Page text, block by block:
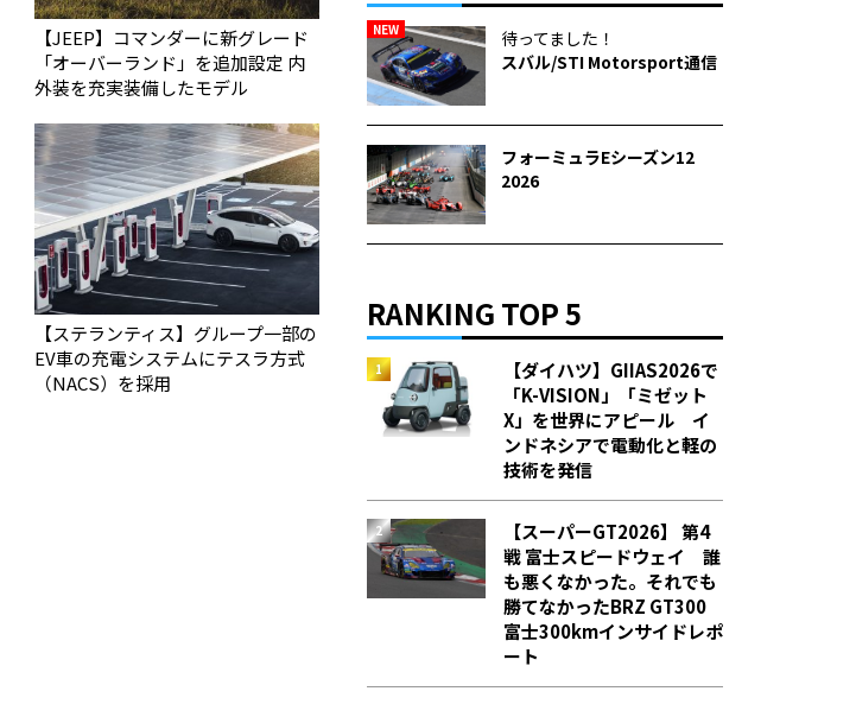
【JEEP】コマンダーに新グレード
「オーバーランド」を追加設定 内
外装を充実装備したモデル
【ステランティス】グループ一部の
EV車の充電システムにテスラ方式
（NACS）を採用
NEW
待ってました！
スバル/STI Motorsport通信
フォーミュラEシーズン12
2026
RANKING TOP 5
【ダイハツ】GIIAS2026で
「K-VISION」「ミゼット
X」を世界にアピール イ
ンドネシアで電動化と軽の
技術を発信
【スーパーGT2026】 第4
戦 富士スピードウェイ 誰
も悪くなかった。それでも
勝てなかった――BRZ GT300
富士300kmインサイドレポ
ート